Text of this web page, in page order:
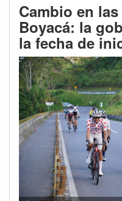
Cambio en
Boyacá: la
la fecha de